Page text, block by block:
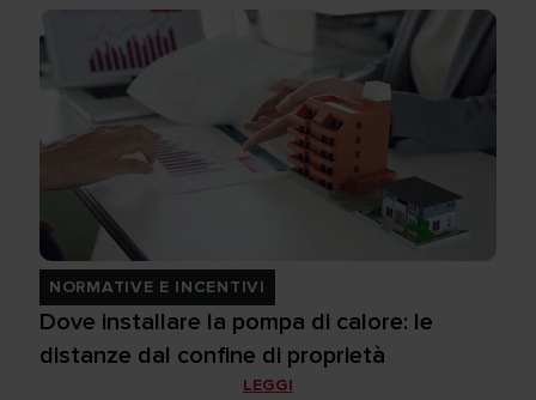
NORMATIVE E INCENTIVI
Dove installare la pompa di calore: le
distanze dal confine di proprietà
LEGGI